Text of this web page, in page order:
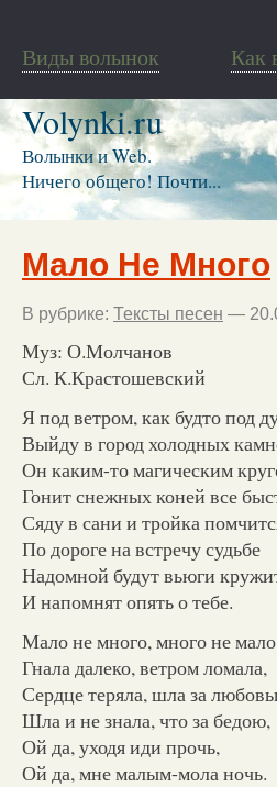
Виды волынок Как
Volynki.ru
Волынки и Web.
Ничего общего! Почти...
Мало Не Много
В рубрике: Тексты песен —
Муз: О.Молчанов
Сл. К.Крастошевский
Я под ветром, как будто под
Выйду в город холодных
Он каким-то магическим
Гонит снежных коней все
Сяду в сани и тройка
По дороге на встречу судьбе
Надомной будут вьюги
И напомнят опять о тебе.
Мало не много, много не
Гнала далеко, ветром ломала,
Сердце теряла, шла за
Шла и не знала, что за бедою,
Ой да, уходя иди прочь,
Ой да, мне малым-мола ночь.